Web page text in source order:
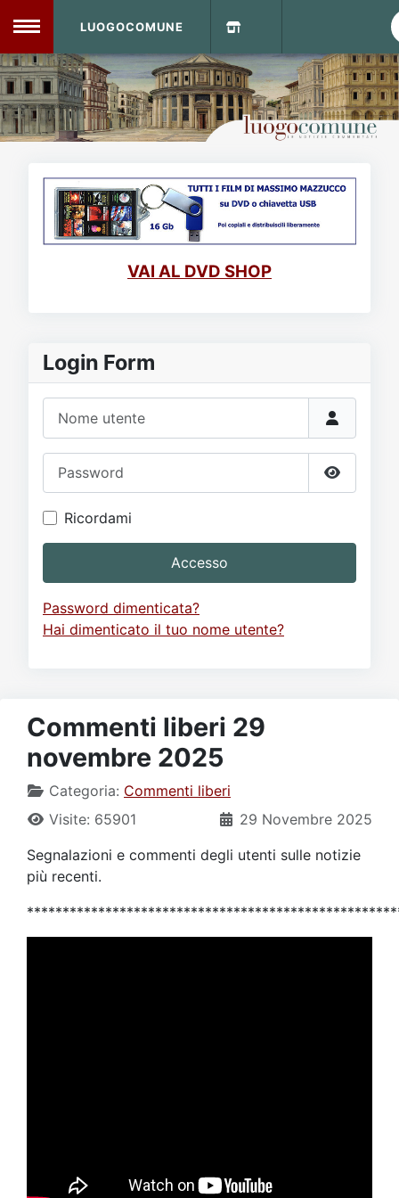
MENU
Home
DVD Shop
Sito
Forum
LUOGOCOMUNE
VAI AL DVD SHOP
Login Form
Mostra
Ricordami
Accesso
Password dimenticata?
Hai dimenticato il tuo nome utente?
Commenti liberi 29
novembre 2025
Categoria: Commenti liberi
29 Novembre 2025
Visite: 65901
Segnalazioni e commenti degli utenti sulle notizie
più recenti.